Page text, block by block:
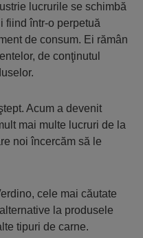
lucrurile se schimbă
fiind într-o perpetuă
de consum. Ei rămân
de conţinutul
Acum a devenit
mai multe lucruri de la
noi încercăm să le
cele mai căutate
la produsele
tipuri de carne.